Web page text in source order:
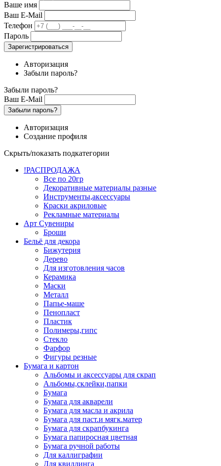
Ваше имя
Ваш E-Mail
Телефон
Пароль
Зарегистрироваться
Авторизация
Забыли пароль?
Забыли пароль?
Ваш E-Mail
Забыли пароль?
Авторизация
Создание профиля
Скрыть/показать подкатегории
!РАСПРОДАЖА
Все по 20гр
Декоративные материалы разные
Инструменты,аксессуары
Краски акриловые
Рекламные материалы
Арт Сувениры
Броши
Бельё для декора
Бижутерия
Дерево
Для изготовления часов
Керамика
Маски
Металл
Папье-маше
Пенопласт
Пластик
Полимеры,гипс
Стекло
Фарфор
Фигуры резные
Бумага и картон
Альбомы и аксессуары для скрап
Альбомы,склейки,папки
Бумага
Бумага для акварели
Бумага для масла и акрила
Бумага для паст.и мягк.матер
Бумага для скрапбукинга
Бумага папиросная цветная
Бумага ручной работы
Для каллиграфии
Для квиллинга